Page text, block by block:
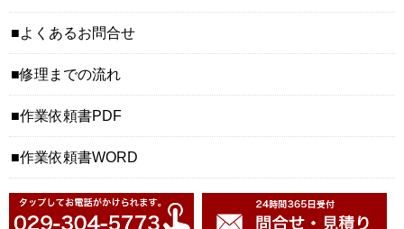
よくあるお問合せ
修理までの流れ
作業依頼書PDF
作業依頼書WORD